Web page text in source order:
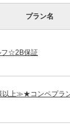
プラン名
フ☆2B保証
以上≫★コンペプラ